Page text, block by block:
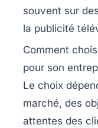
souvent sur
la publicité
Comment
pour son
Le choix
marché, des
attentes des